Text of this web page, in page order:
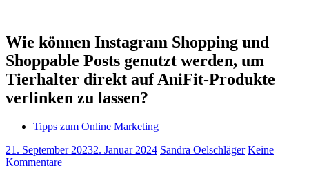
Wie können Instagram Shopping und
Shoppable Posts genutzt werden, um
Tierhalter direkt auf AniFit-Produkte
verlinken zu lassen?
Tipps zum Online Marketing
21. September 20232. Januar 2024 Sandra Oelschläger Keine
Kommentare